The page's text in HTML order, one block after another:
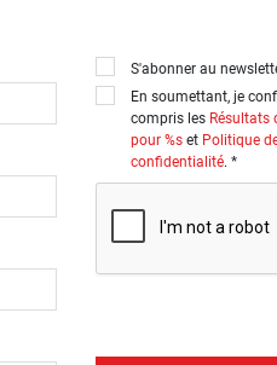
S'abonner au
En soumettant, je
compris les Résultats
pour %set Politique
confidentialité. *